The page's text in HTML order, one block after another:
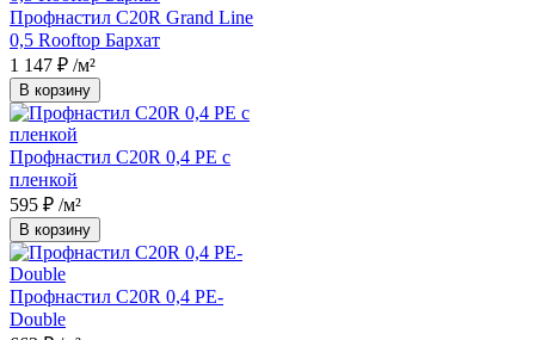
Профнастил С20R Grand Line
0,5 Rooftop Бархат
1 147 ₽ /м²
В корзину
Профнастил С20R 0,4 PE с
пленкой
595 ₽ /м²
В корзину
Профнастил С20R 0,4 PE-
Double